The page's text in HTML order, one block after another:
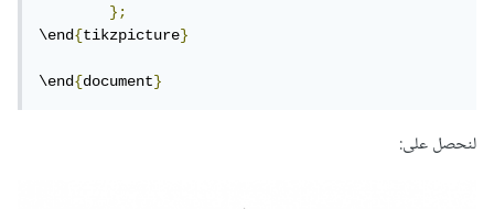
};
\end{tikzpicture}
\end{document}
لنحصل على: